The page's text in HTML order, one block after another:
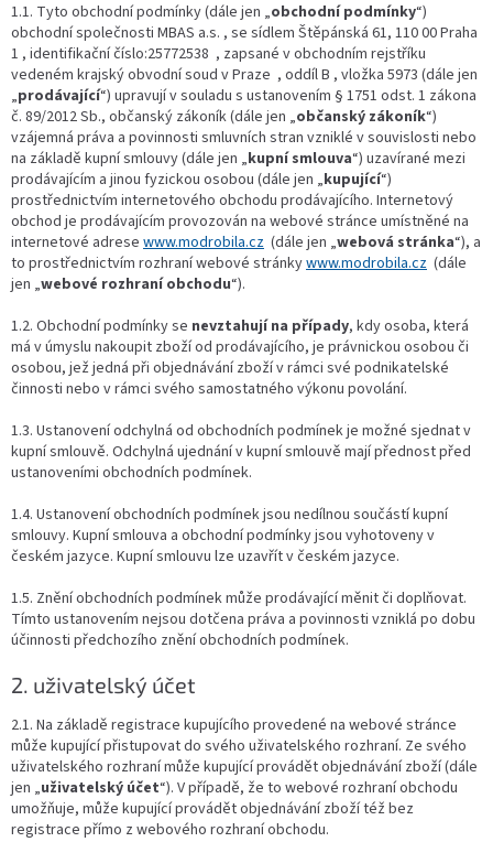
1.1. Tyto obchodní podmínky (dále jen „obchodní podmínky“)
obchodní společnosti MBAS a.s. , se sídlem Štěpánská 61, 110 00 Praha
1 , identifikační číslo:25772538 , zapsané v obchodním rejstříku
vedeném krajský obvodní soud v Praze , oddíl B , vložka 5973 (dále jen
„prodávající“) upravují v souladu s ustanovením § 1751 odst. 1 zákona
č. 89/2012 Sb., občanský zákoník (dále jen „občanský zákoník“)
vzájemná práva a povinnosti smluvních stran vzniklé v souvislosti nebo
na základě kupní smlouvy (dále jen „kupní smlouva“) uzavírané mezi
prodávajícím a jinou fyzickou osobou (dále jen „kupující“)
prostřednictvím internetového obchodu prodávajícího. Internetový
obchod je prodávajícím provozován na webové stránce umístněné na
internetové adrese www.modrobila.cz (dále jen „webová stránka“), a
to prostřednictvím rozhraní webové stránkywww.modrobila.cz (dále
jen „webové rozhraní obchodu“).
1.2. Obchodní podmínky se nevztahují na případy, kdy osoba, která
má v úmyslu nakoupit zboží od prodávajícího, je právnickou osobou či
osobou, jež jedná při objednávání zboží v rámci své podnikatelské
činnosti nebo v rámci svého samostatného výkonu povolání.
1.3. Ustanovení odchylná od obchodních podmínek je možné sjednat v
kupní smlouvě. Odchylná ujednání v kupní smlouvě mají přednost před
ustanoveními obchodních podmínek.
1.4. Ustanovení obchodních podmínek jsou nedílnou součástí kupní
smlouvy. Kupní smlouva a obchodní podmínky jsou vyhotoveny v
českém jazyce. Kupní smlouvu lze uzavřít v českém jazyce.
1.5. Znění obchodních podmínek může prodávající měnit či doplňovat.
Tímto ustanovením nejsou dotčena práva a povinnosti vzniklá po dobu
účinnosti předchozího znění obchodních podmínek.
2. uživatelský účet
2.1. Na základě registrace kupujícího provedené na webové stránce
může kupující přistupovat do svého uživatelského rozhraní. Ze svého
uživatelského rozhraní může kupující provádět objednávání zboží (dále
jen „uživatelský účet“). V případě, že to webové rozhraní obchodu
umožňuje, může kupující provádět objednávání zboží též bez
registrace přímo z webového rozhraní obchodu.